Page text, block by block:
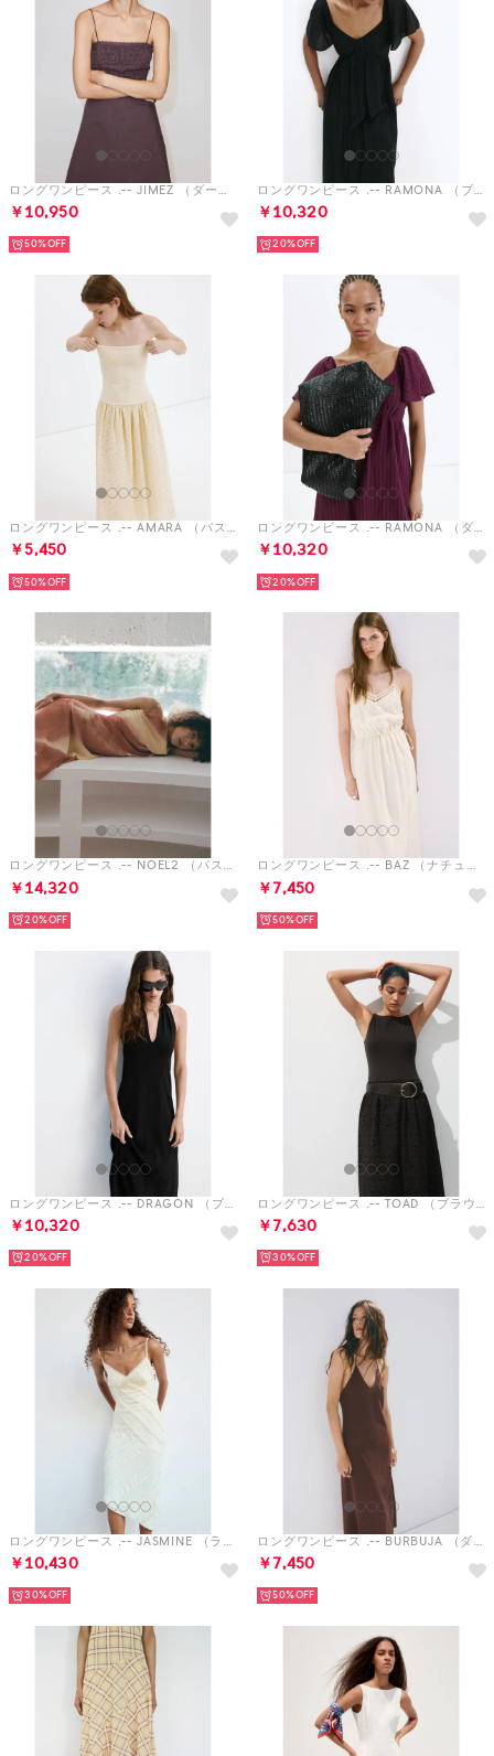
ロングワンピース .-- JIMEZ （ダークパープル）
￥10,950
50%
ロングワンピース .-- RAMONA （ブラック）
￥10,320
20%
ロングワンピース .-- AMARA （パステルブラウン）
￥5,450
50%
ロングワンピース .-- RAMONA （ダークレッド）
￥10,320
20%
ロングワンピース .-- NOEL2 （パステルイエロー）
￥14,320
20%
ロングワンピース .-- BAZ （ナチュラルホワイト）
￥7,450
50%
ロングワンピース .-- DRAGON （ブラック）
￥10,320
20%
ロングワンピース .-- TOAD （ブラウン）
￥7,630
30%
ロングワンピース .-- JASMINE （ライトベージュ）
￥10,430
30%
ロングワンピース .-- BURBUJA （ダークブラウン）
￥7,450
50%